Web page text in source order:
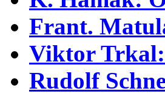
Frant.
Viktor
Rudolf